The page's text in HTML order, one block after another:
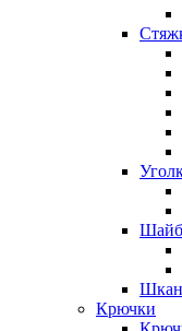
Крючки